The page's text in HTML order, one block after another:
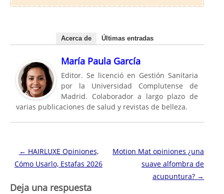
Acerca de Últimas entradas
María Paula García
Editor. Se licenció en Gestión Sanitaria
por la Universidad Complutense de
Madrid. Colaborador a largo plazo de
varias publicaciones de salud y revistas de belleza.
Navegación de entradas
← HAIRLUXE Opiniones,
Cómo Usarlo, Estafas 2026
Motion Mat opiniones ¿una
suave alfombra de
acupuntura? →
Deja una respuesta